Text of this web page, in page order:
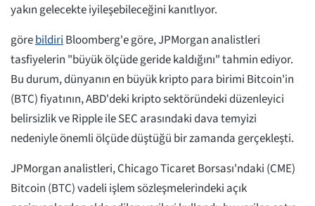
yakın gelecekte iyileşebileceğini kanıtlıyor.
görebildiriBloomberg'e göre, JPMorgan analistleri
tasfiyelerin "büyük ölçüde geride kaldığını" tahmin ediyor.
Bu durum, dünyanın en büyük kripto para birimi Bitcoin'in
(BTC) fiyatının, ABD'deki kripto sektöründeki düzenleyici
belirsizlik ve Ripple ile SEC arasındaki dava temyizi
nedeniyle önemli ölçüde düştüğü bir zamanda gerçekleşti.
JPMorgan analistleri, Chicago Ticaret Borsası'ndaki (CME)
Bitcoin (BTC) vadeli işlem sözleşmelerindeki açık